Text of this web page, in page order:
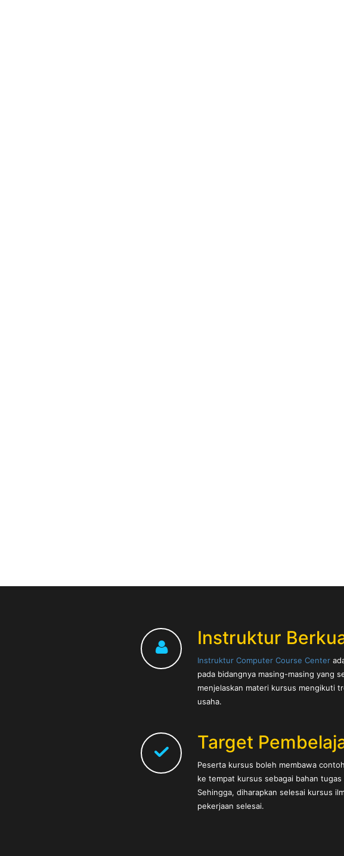
Instruktur
Instruktur Computer Course Center
pada bidangnya masing-masing yang
menjelaskan materi kursus mengikuti
usaha.
Target
Peserta kursus boleh membawa
ke tempat kursus sebagai bahan tugas
Sehingga, diharapkan selesai kursus
pekerjaan selesai.